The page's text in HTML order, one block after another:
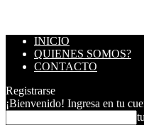
INICIO
QUIENES SOMOS?
CONTACTO
Registrarse
¡Bienvenido! Ingresa en tu